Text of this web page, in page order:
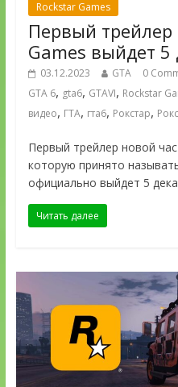
Rockstar Games
Первый трейлер
Games выйдет 5
03.12.2023 GTA 0
GTA 6, gta6, GTAVI, Rockstar
видео, ГТА, гта6, Рокстар,
Первый трейлер новой
которую принято
официально выйдет 5
Читать далее